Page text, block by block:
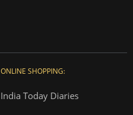
ONLINE SHOPPING:
India Today Diaries